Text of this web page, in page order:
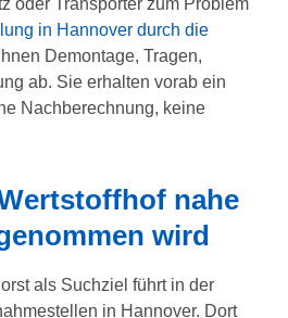
in Hannover durch die
Demontage, Tragen,
ab. Sie erhalten vorab ein
Nachberechnung, keine
nahe
wird
als Suchziel führt in der
in Hannover. Dort